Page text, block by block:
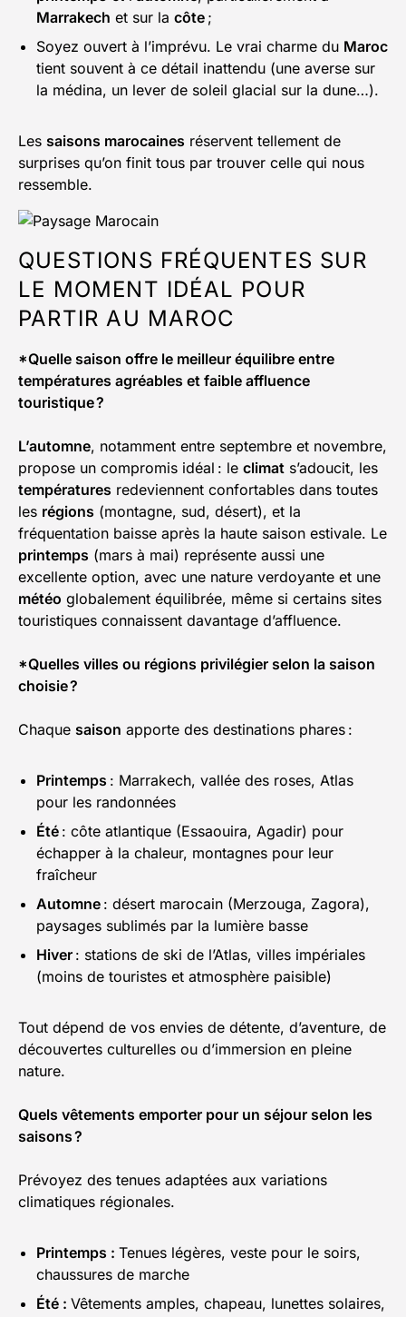
Marrakech et sur la côte ;
Soyez ouvert à l’imprévu. Le vrai charme du Maroc
tient souvent à ce détail inattendu (une averse sur
la médina, un lever de soleil glacial sur la dune…).
Les saisons marocaines réservent tellement de
surprises qu’on finit tous par trouver celle qui nous
ressemble.
QUESTIONS FRÉQUENTES SUR
LE MOMENT IDÉAL POUR
PARTIR AU MAROC
*Quelle saison offre le meilleur équilibre entre
températures agréables et faible affluence
touristique ?
L’automne, notamment entre septembre et novembre,
propose un compromis idéal : le climat s’adoucit, les
températures redeviennent confortables dans toutes
les régions (montagne, sud, désert), et la
fréquentation baisse après la haute saison estivale. Le
printemps (mars à mai) représente aussi une
excellente option, avec une nature verdoyante et une
météo globalement équilibrée, même si certains sites
touristiques connaissent davantage d’affluence.
*Quelles villes ou régions privilégier selon la saison
choisie ?
Chaque saison apporte des destinations phares :
Printemps : Marrakech, vallée des roses, Atlas
pour les randonnées
Été : côte atlantique (Essaouira, Agadir) pour
échapper à la chaleur, montagnes pour leur
fraîcheur
Automne : désert marocain (Merzouga, Zagora),
paysages sublimés par la lumière basse
Hiver : stations de ski de l’Atlas, villes impériales
(moins de touristes et atmosphère paisible)
Tout dépend de vos envies de détente, d’aventure, de
découvertes culturelles ou d’immersion en pleine
nature.
Quels vêtements emporter pour un séjour selon les
saisons ?
Prévoyez des tenues adaptées aux variations
climatiques régionales.
Printemps : Tenues légères, veste pour le soirs,
chaussures de marche
Été : Vêtements amples, chapeau, lunettes solaires,